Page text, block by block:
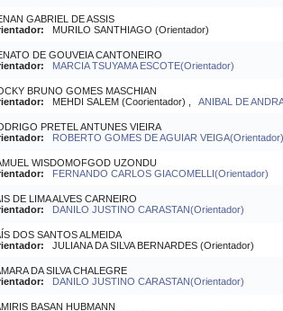
GABRIEL DE ASSIS
MURILO SANTHIAGO (Orientador)
DE GOUVEIA CANTONEIRO
MARCIA TSUYAMA ESCOTE(Orientador)
BRUNO GOMES MASCHIAN
MEHDI SALEM (Coorientador) , ANIBAL DE
PRETEL ANTUNES VIEIRA
ROBERTO GOMES DE AGUIAR VEIGA(Orientador)
WISDOMOFGOD UZONDU
FERNANDO CARLOS GIACOMELLI(Orientador)
DE LIMA ALVES CARNEIRO
DANILO JUSTINO CARASTAN(Orientador)
DOS SANTOS ALMEIDA
JULIANA DA SILVA BERNARDES (Orientador)
DA SILVA CHALEGRE
DANILO JUSTINO CARASTAN(Orientador)
BASAN HUBMANN